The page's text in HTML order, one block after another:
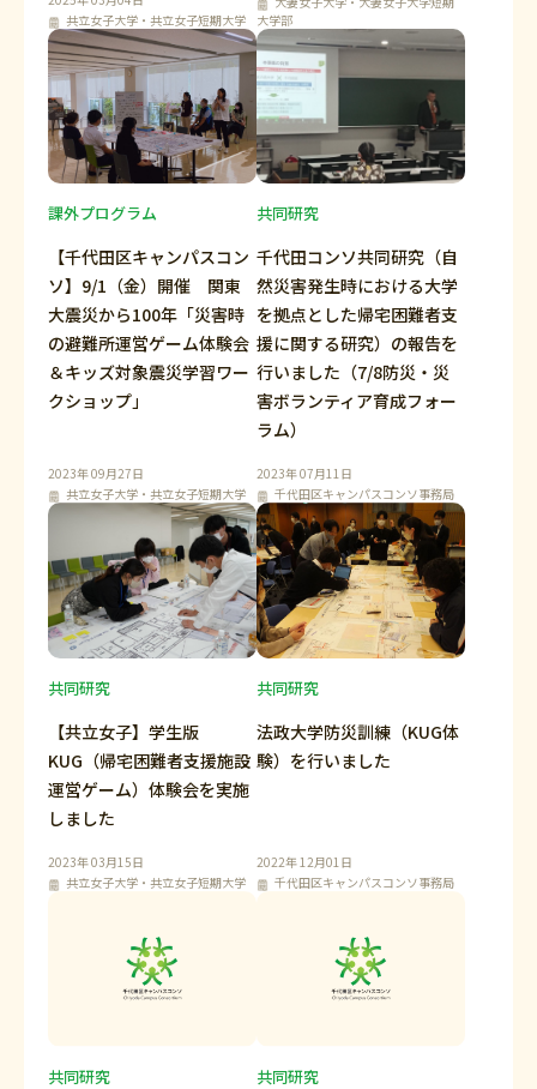
共立女子大学・共立女子短期大学
大学部
課外プログラム
【千代田区キャンパスコン
ソ】9/1（金）開催 関東
大震災から100年「災害時
の避難所運営ゲーム体験会
＆キッズ対象震災学習ワー
クショップ」
2023年 09月27日
共立女子大学・共立女子短期大学
共同研究
千代田コンソ共同研究（自
然災害発生時における大学
を拠点とした帰宅困難者支
援に関する研究）の報告を
行いました（7/8防災・災
害ボランティア育成フォー
ラム）
2023年 07月11日
千代田区キャンパスコンソ事務局
共同研究
【共立女子】学生版
KUG（帰宅困難者支援施設
運営ゲーム）体験会を実施
しました
2023年 03月15日
共立女子大学・共立女子短期大学
共同研究
法政大学防災訓練（KUG体
験）を行いました
2022年 12月01日
千代田区キャンパスコンソ事務局
共同研究 共同研究